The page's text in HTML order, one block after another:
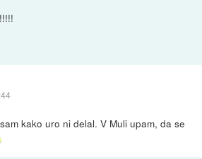
kako uro ni delal. V Muli upam, da se